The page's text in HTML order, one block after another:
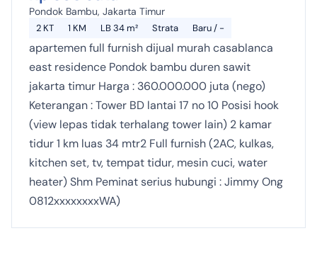
Pondok Bambu, Jakarta Timur
2 KT 1 KM LB 34 m² Strata Baru / -
apartemen full furnish dijual murah casablanca
east residence Pondok bambu duren sawit
jakarta timur Harga : 360.000.000 juta (nego)
Keterangan : Tower BD lantai 17 no 10 Posisi hook
(view lepas tidak terhalang tower lain) 2 kamar
tidur 1 km luas 34 mtr2 Full furnish (2AC, kulkas,
kitchen set, tv, tempat tidur, mesin cuci, water
heater) Shm Peminat serius hubungi : Jimmy Ong
0812xxxxxxxxWA)